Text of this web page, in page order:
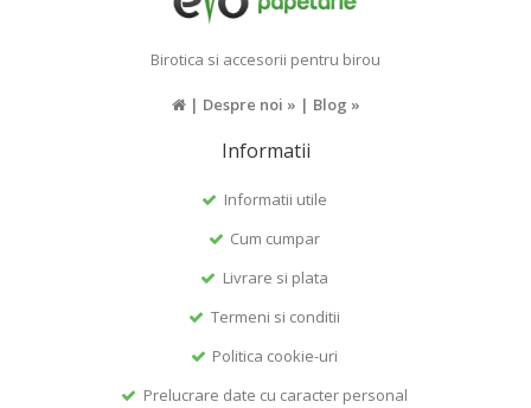
Birotica si accesorii pentru birou
| Despre noi » | Blog »
Informatii
Informatii utile
Cum cumpar
Livrare si plata
Termeni si conditii
Politica cookie-uri
Prelucrare date cu caracter personal